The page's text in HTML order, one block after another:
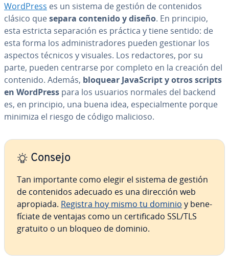
WordPress es un sistema de gestión de co­n­te­ni­dos
clásico quesepara contenido y diseño. En principio,
esta estricta se­pa­ra­ción es práctica y tiene sentido: de
esta forma los ad­mi­ni­s­tra­do­res pueden gestionar los
aspectos técnicos y visuales. Los re­da­c­to­res, por su
parte, pueden centrarse por completo en la creación del
contenido. Además, bloquear Ja­va­S­cri­pt y otros scripts
en WordPress para los usuarios normales del backend
es, en principio, una buena idea, es­pe­cia­l­me­n­te porque
minimiza el riesgo de código malicioso.
Consejo
Tan im­po­r­ta­n­te como elegir el sistema de gestión
de co­n­te­ni­dos adecuado es una dirección web
apropiada. Registra hoy mismo tu dominio y be­ne­
fí­cia­te de ventajas como un ce­r­ti­fi­ca­do SSL/TLS
gratuito o un bloqueo de dominio.